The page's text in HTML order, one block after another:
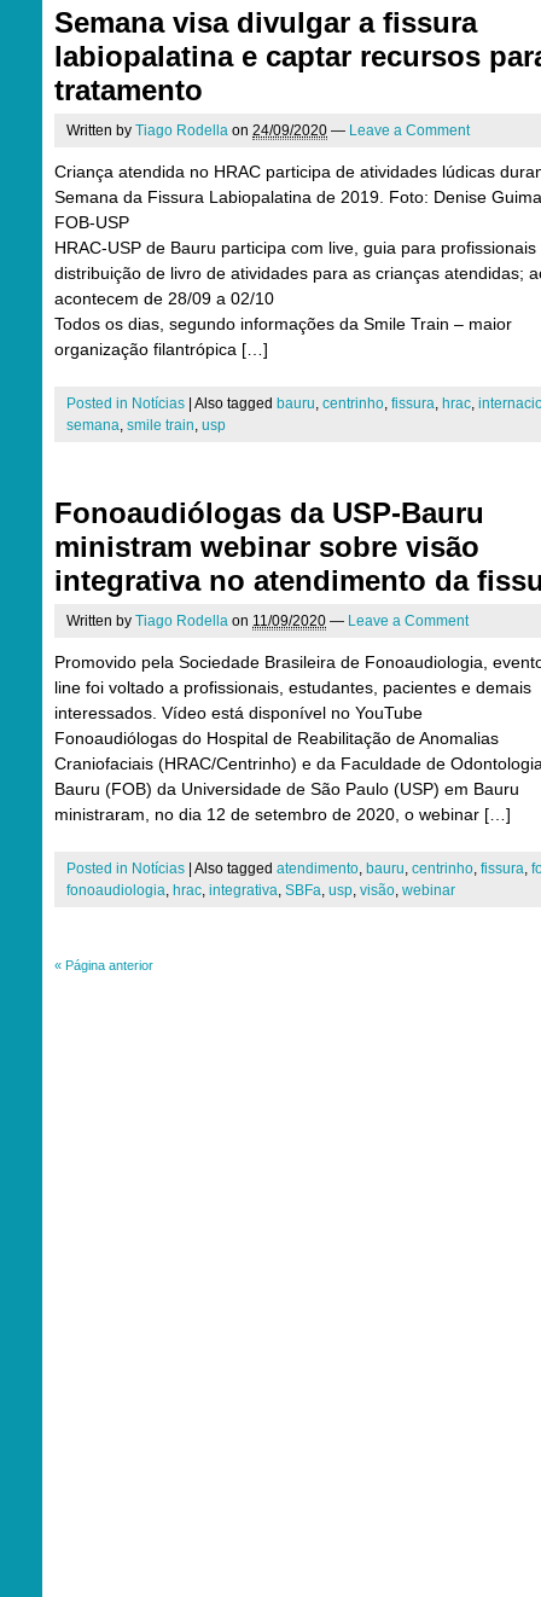
Semana visa divulgar a fissura
labiopalatina e captar recursos
tratamento
Written by Tiago Rodella on 24/09/2020 — Leave a Comment
Criança atendida no HRAC participa de atividades lúdicas
Semana da Fissura Labiopalatina de 2019. Foto: Denise
FOB-USP
HRAC-USP de Bauru participa com live, guia para profissionais
distribuição de livro de atividades para as crianças atendidas;
acontecem de 28/09 a 02/10
Todos os dias, segundo informações da Smile Train – maior
organização filantrópica […]
Posted in Notícias Also tagged bauru, centrinho, fissura, hrac,
semana, smile train, usp
Fonoaudiólogas da USP-Bauru
ministram webinar sobre visão
integrativa no atendimento da
Written by Tiago Rodella on 11/09/2020 — Leave a Comment
Promovido pela Sociedade Brasileira de Fonoaudiologia,
line foi voltado a profissionais, estudantes, pacientes e demais
interessados. Vídeo está disponível no YouTube
Fonoaudiólogas do Hospital de Reabilitação de Anomalias
Craniofaciais (HRAC/Centrinho) e da Faculdade de
Bauru (FOB) da Universidade de São Paulo (USP) em Bauru
ministraram, no dia 12 de setembro de 2020, o webinar […]
Posted in Notícias Also tagged atendimento, bauru, centrinho, fissura,
fonoaudiologia, hrac, integrativa, SBFa, usp, visão, webinar
« Página anterior